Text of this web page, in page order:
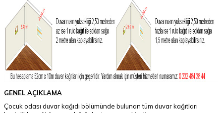
GENEL AÇIKLAMA
Çocuk odası duvar kağıdı bölümünde bulunan tüm duvar kağıtları